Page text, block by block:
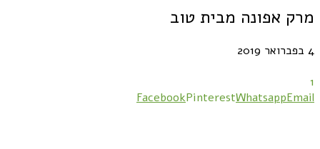
מרק אפונה מבית טוב
4 בפברואר 2019
1
FacebookPinterestWhatsappEmail